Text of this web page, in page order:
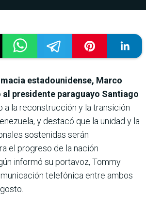
estadounidense, Marco
al presidente paraguayo Santiago
a la reconstrucción y la transición
y destacó que la unidad y la
sostenidas serán
el progreso de la nación
informó su portavoz, Tommy
telefónica entre ambos